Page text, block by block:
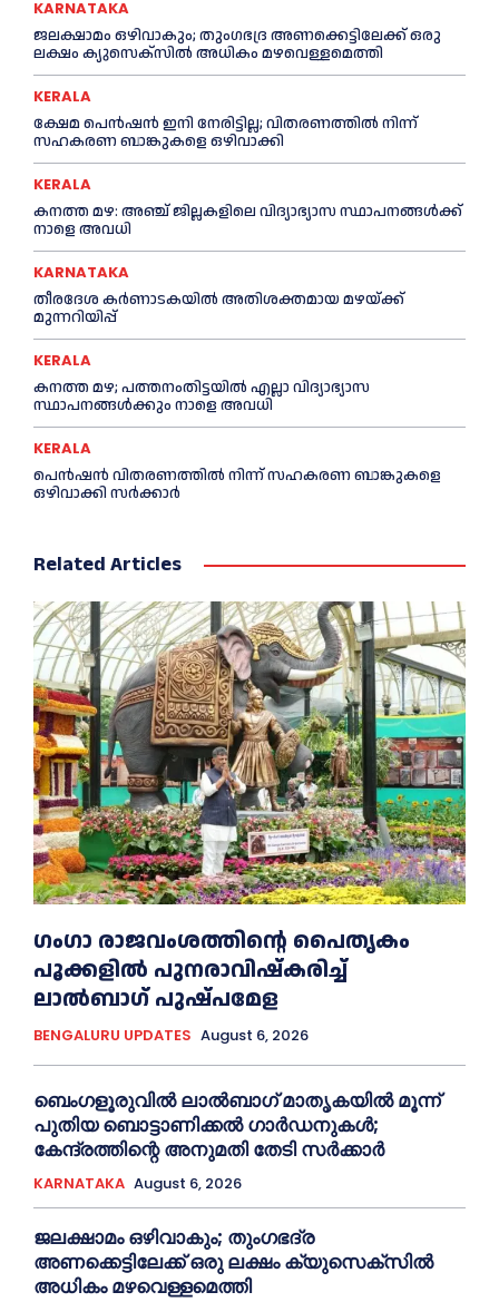
KARNATAKA
ജലക്ഷാമം ഒഴിവാകും; തുംഗഭദ്ര അണക്കെട്ടിലേക്ക് ഒരു
ലക്ഷം ക്യുസെക്സില്‍ അധികം മഴവെള്ളമെത്തി
KERALA
ക്ഷേമ പെൻഷൻ ഇനി നേരിട്ടില്ല; വിതരണത്തിൽ നിന്ന്
സഹകരണ ബാങ്കുകളെ ഒഴിവാക്കി
KERALA
കനത്ത മഴ: അഞ്ച് ജില്ലകളിലെ വിദ്യാഭ്യാസ സ്ഥാപനങ്ങൾക്ക്
നാളെ അവധി
KARNATAKA
തീരദേശ കർണാടകയിൽ അതിശക്തമായ മഴയ്ക്ക്
മുന്നറിയിപ്പ്
KERALA
കനത്ത മഴ; പത്തനംതിട്ടയില്‍ എല്ലാ വിദ്യാഭ്യാസ
സ്ഥാപനങ്ങള്‍ക്കും നാളെ അവധി
KERALA
പെൻഷൻ വിതരണത്തില്‍ നിന്ന് സഹകരണ ബാങ്കുകളെ
ഒഴിവാക്കി സര്‍ക്കാര്‍
Related Articles
ഗംഗാ രാജവംശത്തിന്റെ പൈതൃകം
പൂക്കളിൽ പുനരാവിഷ്‌കരിച്ച്
ലാൽബാഗ് പുഷ്പമേള
BENGALURU UPDATES August 6, 2026
ബെംഗളൂരുവിൽ ലാൽബാഗ് മാതൃകയിൽ മൂന്ന്
പുതിയ ബൊട്ടാണിക്കൽ ഗാർഡനുകൾ;
കേന്ദ്രത്തിന്റെ അനുമതി തേടി സർക്കാർ
KARNATAKA August 6, 2026
ജലക്ഷാമം ഒഴിവാകും; തുംഗഭദ്ര
അണക്കെട്ടിലേക്ക് ഒരു ലക്ഷം ക്യുസെക്സില്‍
അധികം മഴവെള്ളമെത്തി